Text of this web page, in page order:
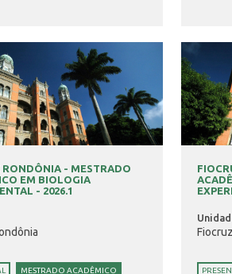
RONDÔNIA - MESTRADO
EM BIOLOGIA
- 2026.1
MESTRADO ACADÊMICO